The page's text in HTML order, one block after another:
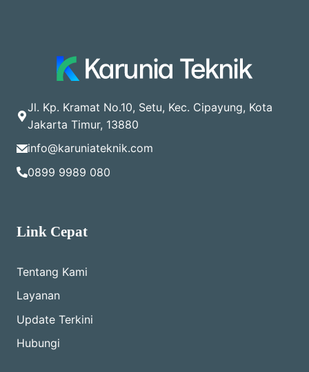
Jl. Kp. Kramat No.10, Setu, Kec. Cipayung, Kota
Jakarta Timur, 13880
info@karuniateknik.com
0899 9989 080
Link Cepat
Tentang Kami
Layanan
Update Terkini
Hubungi